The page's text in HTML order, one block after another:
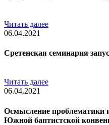
Читать далее
06.04.2021
Сретенская семинария
Читать далее
06.04.2021
Осмысление проблематики
Южной баптистской